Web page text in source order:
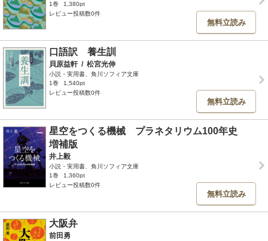
1巻
1,380pt
レビュー投稿数0件
無料立読み
口語訳 養生訓
貝原益軒 / 松宮光伸
小説・実用書、角川ソフィア文庫
1巻
1,540pt
レビュー投稿数0件
無料立読み
星空をつくる機械 プラネタリウム100年史
増補版
井上毅
小説・実用書、角川ソフィア文庫
1巻
1,360pt
レビュー投稿数0件
無料立読み
大阪弁
前田勇